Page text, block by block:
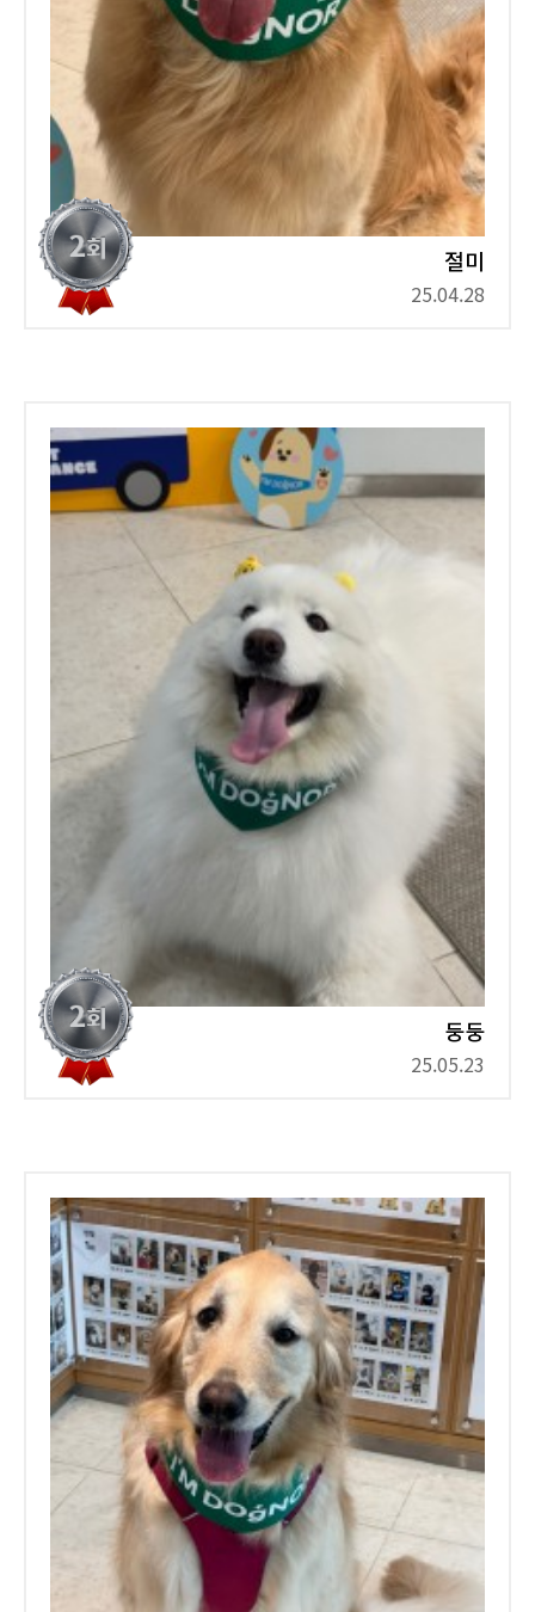
절미
25.04.28
둥둥
25.05.23